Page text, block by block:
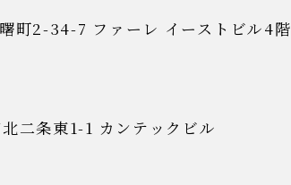
町2-34-7 ファーレ イーストビル4階
二条東1-1 カンテックビル